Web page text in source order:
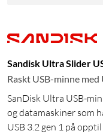
Sandisk Ultra Slider
Raskt USB-minne
SanDisk Ultra USB-
og datamaskiner som
USB 3.2 gen 1 på